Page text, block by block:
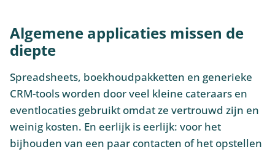
Algemene applicaties missen de
diepte
Spreadsheets, boekhoudpakketten en generieke
CRM-tools worden door veel kleine cateraars en
eventlocaties gebruikt omdat ze vertrouwd zijn en
weinig kosten. En eerlijk is eerlijk: voor het
bijhouden van een paar contacten of het opstellen